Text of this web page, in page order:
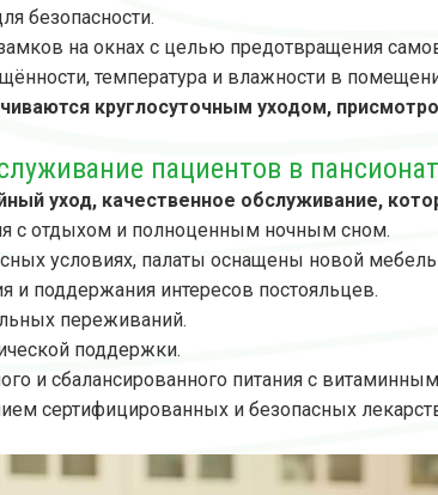
безопасности.
на окнах с целью предотвращения
температура и влажности в
круглосуточным уходом,
пациентов в
уход, качественное обслуживание,
с отдыхом и полноценным ночным сном.
условиях, палаты оснащены новой
и поддержания интересов постояльцев.
переживаний.
поддержки.
и сбалансированного питания с
сертифицированных и безопасных